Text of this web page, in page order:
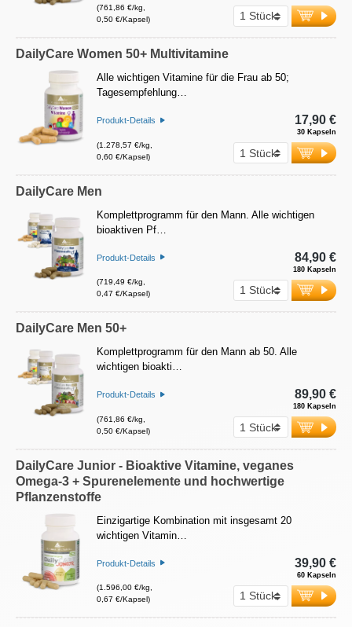
(761,86 €/kg,
0,50 €/Kapsel)
DailyCare Women 50+ Multivitamine
Alle wichtigen Vitamine für die Frau ab 50;
Tagesempfehlung…
Produkt-Details
(1.278,57 €/kg,
0,60 €/Kapsel)
30 Kapseln
17,90 €
DailyCare Men
Komplettprogramm für den Mann. Alle wichtigen
bioaktiven Pf…
Produkt-Details
(719,49 €/kg,
0,47 €/Kapsel)
180 Kapseln
84,90 €
DailyCare Men 50+
Komplettprogramm für den Mann ab 50. Alle
wichtigen bioakti…
Produkt-Details
(761,86 €/kg,
0,50 €/Kapsel)
180 Kapseln
89,90 €
DailyCare Junior - Bioaktive Vitamine, veganes
Omega-3 + Spurenelemente und hochwertige
Pflanzenstoffe
Einzigartige Kombination mit insgesamt 20
wichtigen Vitamin…
Produkt-Details
(1.596,00 €/kg,
0,67 €/Kapsel)
60 Kapseln
39,90 €